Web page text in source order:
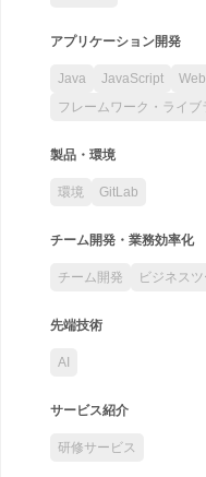
アプリケーション開発
Java JavaScript
フレームワーク・ライブ
製品・環境
環境 GitLab
チーム開発・業務効率化
チーム開発 ビジネス
先端技術
AI
サービス紹介
研修サービス